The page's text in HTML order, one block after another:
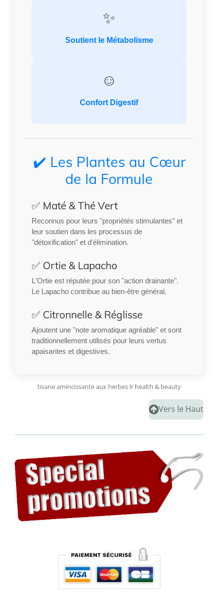
✨
Soutient le Métabolisme
☺️
Confort Digestif
✔️ Les Plantes au Cœur
de la Formule
✅ Maté & Thé Vert
Reconnus pour leurs "propriétés stimulantes" et
leur soutien dans les processus de
"détoxification" et d'élimination.
✅ Ortie & Lapacho
L'Ortie est réputée pour son "action drainante".
Le Lapacho contribue au bien-être général.
✅ Citronnelle & Réglisse
Ajoutent une "note aromatique agréable" et sont
traditionnellement utilisés pour leurs vertus
apaisantes et digestives.
tisane amincissante aux herbes lr health & beauty
Vers le Haut